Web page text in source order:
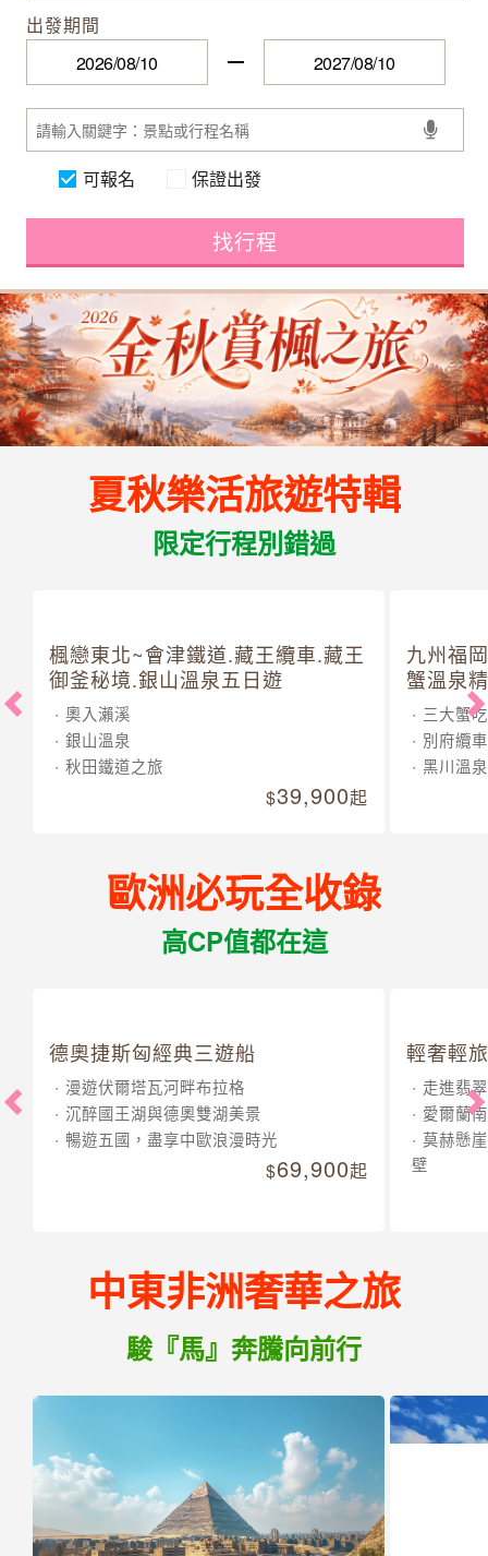
出發期間
可報名 保證出發
找行程
夏秋樂活旅遊特輯
限定行程別錯過
楓戀東北~會津鐵道.藏王纜車.藏王
御釜秘境.銀山溫泉五日遊
奧入瀨溪
銀山溫泉
秋田鐵道之旅
39,900起
九州福
蟹溫泉
三大蟹
別府纜車
黑川溫泉
歐洲必玩全收錄
高CP值都在這
德奧捷斯匈經典三遊船
漫遊伏爾塔瓦河畔布拉格
沉醉國王湖與德奧雙湖美景
暢遊五國，盡享中歐浪漫時光
69,900起
輕奢輕
走進翡
愛爾蘭
莫赫懸
壁
中東非洲奢華之旅
駿『馬』奔騰向前行